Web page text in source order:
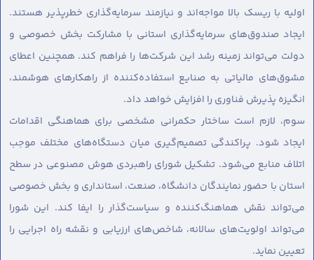
اولیه با ریسک بالا مواجه‌اند و نیازمند سرمایه‌گذاری خطرپذیر هستند.
ایجاد صندوق‌های سرمایه‌گذاری استانی با مشارکت بخش خصوصی و
دولت می‌تواند زمینه رشد این شرکت‌ها را فراهم کند. همچنین اعطای
مشوق‌های مالیاتی به صنایع استفاده‌کننده از راهکارهای هوشمند،
انگیزه پذیرش فناوری را افزایش خواهد داد.
سوم، لازم است ساختار حکمرانی مشخصی برای هماهنگی اقدامات
ایجاد شود. پراکندگی تصمیم‌گیری میان دستگاه‌های مختلف موجب
اتلاف منابع می‌شود. تشکیل شورای راهبردی هوش مصنوعی در سطح
استان با حضور نمایندگان دانشگاه، صنعت، استانداری و بخش خصوصی
می‌تواند نقش هماهنگ‌کننده و سیاست‌گذار را ایفا کند. این شورا
می‌تواند اولویت‌های سالانه، شاخص‌های ارزیابی و نقشه راه اجرایی را
تعیین نماید.